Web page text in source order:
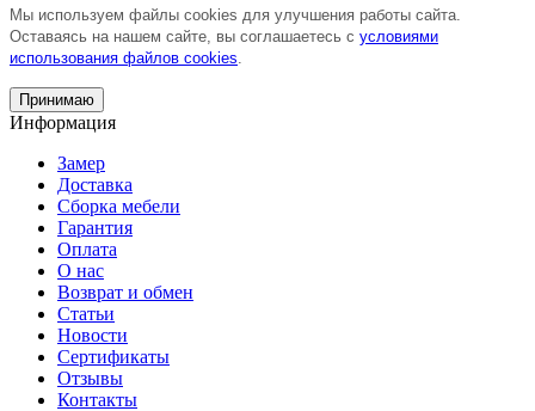
Мы используем файлы cookies для улучшения работы сайта.
Оставаясь на нашем сайте, вы соглашаетесь с условиями
использования файлов cookies
Принимаю
Информация
Замер
Доставка
Сборка мебели
Гарантия
Оплата
О нас
Возврат и обмен
Статьи
Новости
Сертификаты
Отзывы
Контакты